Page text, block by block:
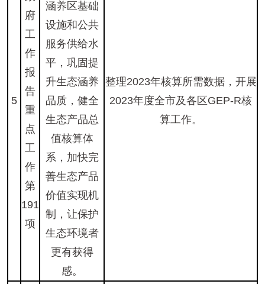
5
府
工
作
报
告
重
点
工
作
第
191
项
涵养区基础
设施和公共
服务供给水
平，巩固提
升生态涵养
品质，健全
生态产品总
值核算体
系，加快完
善生态产品
价值实现机
制，让保护
生态环境者
更有获得
感。
整理2023年核算所需数据，开展
2023年度全市及各区GEP-R核
算工作。